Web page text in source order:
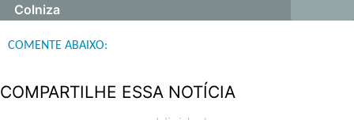
Colniza
COMENTE ABAIXO:
COMPARTILHE ESSA NOTÍCIA